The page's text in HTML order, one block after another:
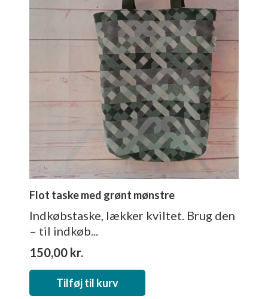
Flot taske med grønt mønstre
Indkøbstaske, lækker kviltet. Brug den
– til indkøb...
150,00 kr.
Tilføj til kurv